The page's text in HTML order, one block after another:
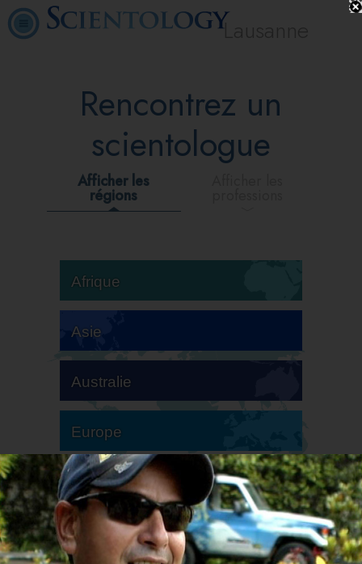
Lausanne
Rencontrez un
scientologue
Afficher les
régions
Afrique
Asie
Australie
Europe
Amérique du Sud
Amérique du Nord